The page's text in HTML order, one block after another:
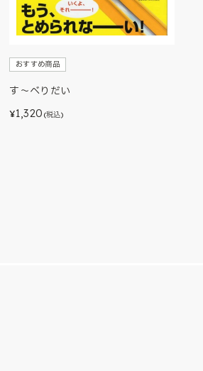
おすすめ商品
す～べりだい
¥1,320 (税込)